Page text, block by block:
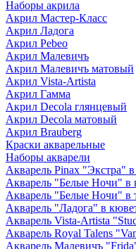
Наборы акрила
Акрил Мастер-Класс
Акрил Ладога
Акрил Pebeo
Акрил Малевичъ
Акрил Малевичъ матовый
Акрил Vista-Artista
Акрил Гамма
Акрил Decola глянцевый
Акрил Decola матовый
Акрил Brauberg
Краски акварельные
Наборы акварели
Акварель Pinax "Экстра"
Акварель "Белые Ночи" в
Акварель "Белые Ночи" в
Акварель "Ладога" в
Акварель Vista-Artista
Акварель Royal Talens
Акварель Малевичъ